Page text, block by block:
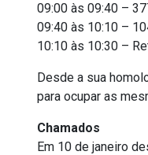
09:00 às 09:40 –
09:40 às 10:10 –
10:10 às 10:30 –
Desde a sua
para ocupar as
Chamados
Em 10 de janeiro